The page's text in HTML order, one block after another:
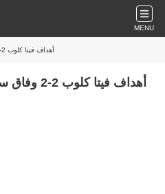
MENU
» أهداف فيتا كلوب 2-2 وفاق سطيف بتعليق حفيظ دراجي
أهداف فيتا كلوب 2-2 وفاق سطيف بتعليق حفيظ دراجي